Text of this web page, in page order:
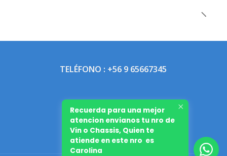
TELÉFONO : +56 9 65667345
Recuerda para una mejor
atencion envianos tu nro de
Vin o Chassis, Quien te
atiende en este nro es
Carolina